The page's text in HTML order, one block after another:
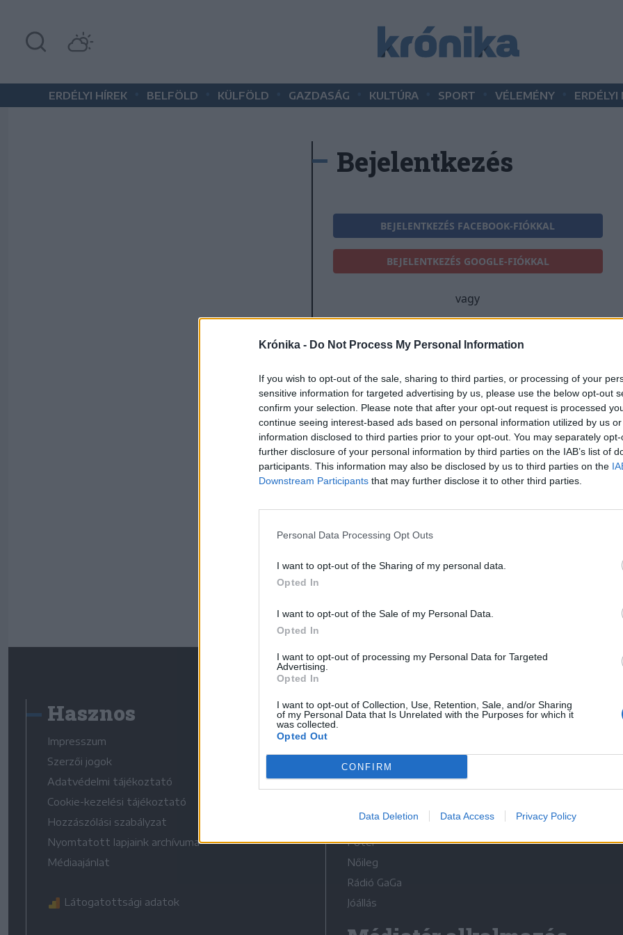
Krónika - Do Not Process My Personal Information
If you wish to opt-out of the sale, sharing to third parties, or processing of your
sensitive information for targeted advertising by us, please use the below opt-out
confirm your selection. Please note that after your opt-out request is processed
continue seeing interest-based ads based on personal information utilized by us
information disclosed to third parties prior to your opt-out. You may separately
further disclosure of your personal information by third parties on the IAB’s list of
participants. This information may also be disclosed by us to third parties on the
Downstream Participants that may further disclose it to other third parties.
Personal Data Processing Opt Outs
I want to opt-out of the Sharing of my personal data.
Opted In
I want to opt-out of the Sale of my Personal Data.
Opted In
I want to opt-out of processing my Personal Data for Targeted
Advertising.
Opted In
I want to opt-out of Collection, Use, Retention, Sale, and/or Sharing
of my Personal Data that Is Unrelated with the Purposes for which it
was collected.
Opted Out
CONFIRM
Data Deletion Data Access Privacy Policy
ERDÉLYI HÍREK BELFÖLD KÜLFÖLD GAZDASÁG KULTÚRA SPORT VÉLEMÉNY ERDÉLYI
Bejelentkezés
BEJELENTKEZÉS FACEBOOK-FIÓKKAL
BEJELENTKEZÉS GOOGLE-FIÓKKAL
vagy
Jelszó
Elfelejtette a jelszavát?
Regisztráció
Hasznos
Impresszum
Szerzői jogok
Adatvédelmi tájékoztató
Cookie-kezelési tájékoztató
Hozzászólási szabályzat
Nyomtatott lapjaink archívuma
Médiaajánlat
Látogatottsági adatok
Médiatér
Székely Sport
Liget
Erdélyi Napló
Főtér
Nőileg
Rádió GaGa
Jóállás